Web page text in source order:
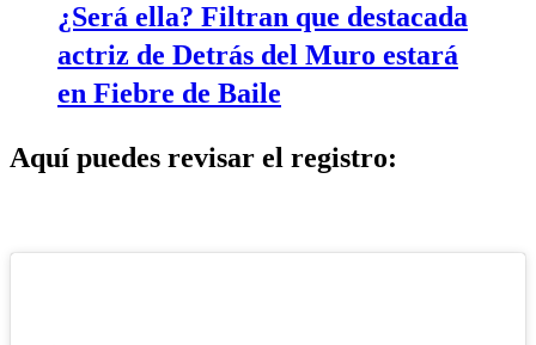
¿Será ella? Filtran que destacada
actriz de Detrás del Muro estará
en Fiebre de Baile
Aquí puedes revisar el registro: